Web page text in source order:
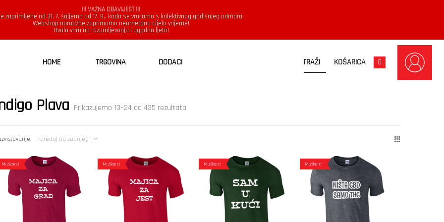
!!! VAŽNA OBAVIJEST !!!
zaprimljene od 31. 7. šaljemo od 17. 8., kada se vraćamo s kolektivnog godišnjeg odmora.
Webshop narudžbe zaprimamo neometano cijelo vrijeme!
Hvala vam na razumijevanju i ugodno ljeto!
HOME TRGOVINA DODACI KOŠARICA 0
Plava Prikazujemo 13–24 od 435 rezultata
Poredaj od zadnjeg
Muškarci Muškarci Muškarci Muškarci